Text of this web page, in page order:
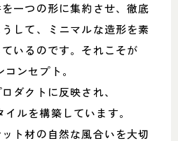
一つの形に集約させ、徹底
して、ミニマルな造形を素
いるのです。それこそが
ンセプト。
ダクトに反映され、
ルを構築しています。
ト材の自然な風合いを大切